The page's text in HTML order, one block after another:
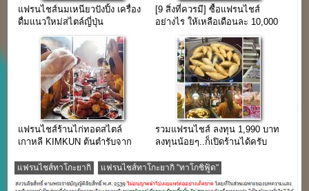
แฟรนไชส์นมเหนียวปังปิ้ง เครื่อง
ดื่มแนวใหม่สไตล์ญี่ปุ่น
[9 สิ่งที่ควรมี] ซื้อแฟรนไชส์
อย่างไร ให้เหลือเดือนละ 10,000
แฟรนไชส์ร้านไก่ทอดสไตล์
เกาหลี KIMKUN ต้นตำรับจาก
รวมแฟรนไชส์ ลงทุน 1,990 บาท
ลงทุนน้อยๆ..ก็เปิดร้านได้ครับ
แฟรนไชส์ทาโกะยากิ แฟรนไชส์ทาโกะยากิ "ทาโกชิฟู้ด"